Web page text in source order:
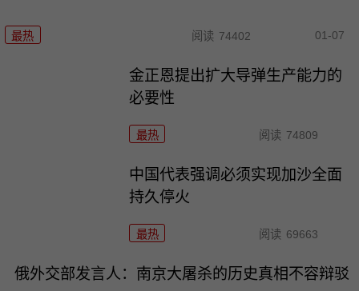
最热 阅读 74402 01-07
金正恩提出扩大导弹生产能力的
必要性
最热 阅读 74809
中国代表强调必须实现加沙全面
持久停火
最热 阅读 69663
俄外交部发言人：南京大屠杀的历史真相不容辩驳